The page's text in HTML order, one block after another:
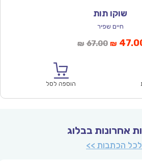
שוקו תות
חיים שפיר
₪ 67.00המחיר
₪
הוספה לסל
אחרונות בבלוג
לכל הכתבות >>